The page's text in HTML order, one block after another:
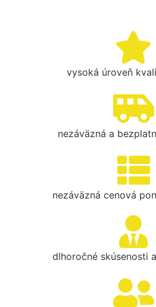
vysoká úroveň
nezáväzná a
nezáväzná cenová
dlhoročné skúsenosti